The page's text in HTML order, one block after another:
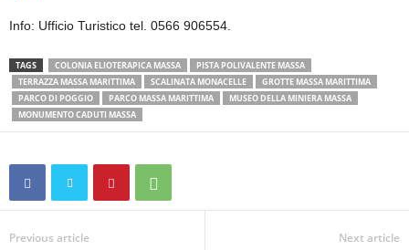
Info: Ufficio Turistico tel. 0566 906554.
TAGS COLONIA ELIOTERAPICA MASSA
PISTA POLIVALENTE MASSA
TERRAZZA MASSA MARITTIMA
SCALINATA MONACELLE
GROTTE MASSA MARITTIMA
PARCO DI POGGIO
PARCO MASSA MARITTIMA
MUSEO DELLA MINIERA MASSA
MONUMENTO CADUTI MASSA
Previous article Next article